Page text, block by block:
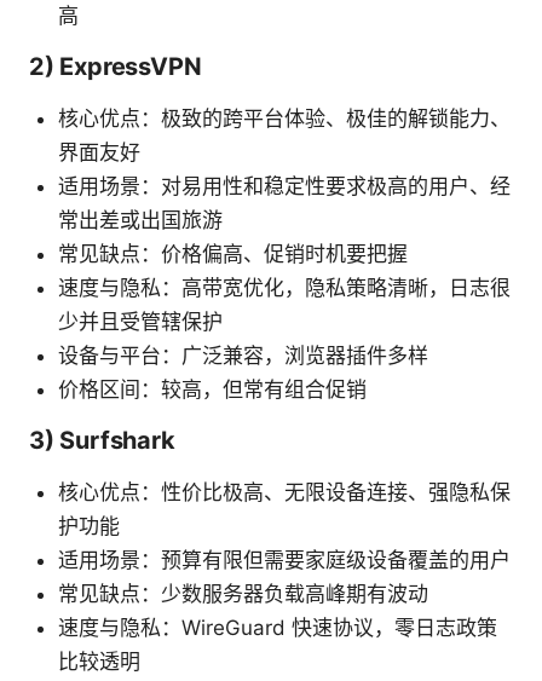
高
2) ExpressVPN
核心优点：极致的跨平台体验、极佳的解锁能力、
界面友好
适用场景：对易用性和稳定性要求极高的用户、经
常出差或出国旅游
常见缺点：价格偏高、促销时机要把握
速度与隐私：高带宽优化，隐私策略清晰，日志很
少并且受管辖保护
设备与平台：广泛兼容，浏览器插件多样
价格区间：较高，但常有组合促销
3) Surfshark
核心优点：性价比极高、无限设备连接、强隐私保
护功能
适用场景：预算有限但需要家庭级设备覆盖的用户
常见缺点：少数服务器负载高峰期有波动
速度与隐私：WireGuard 快速协议，零日志政策
比较透明